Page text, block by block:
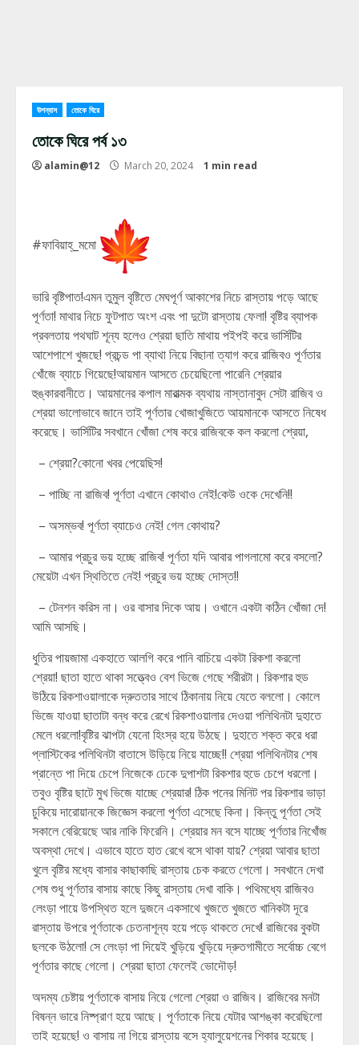
উপন্যাস তোকে ঘিরে
তোকে ঘিরে পর্ব ১৩
alamin@12 March 20, 2024 1 min read
#ফাবিয়াহ্_মমো
ভারি বৃষ্টিপাত!এমন তুমুল বৃষ্টিতে মেঘপূর্ণ আকাশের নিচে রাস্তায় পড়ে আছে
পূর্ণতা! মাথার নিচে ফুটপাত অংশ এবং পা দুটো রাস্তায় ফেলা! বৃষ্টির ব্যাপক
প্রবলতায় পথঘাট শূন্য হলেও শ্রেয়া ছাতি মাথায় পইপই করে ভার্সিটির
আশেপাশে খুজছে! প্রচন্ড পা ব্যাথা নিয়ে বিছানা ত্যাগ করে রাজিবও পূর্ণতার
খোঁজে ব্যাচে গিয়েছে!আয়মান আসতে চেয়েছিলো পারেনি শ্রেয়ার
হুঙ্কারবানীতে। আয়মানের কপাল মারাত্মক ব্যথায় নাস্তানাবুদ সেটা রাজিব ও
শ্রেয়া ভালোভাবে জানে তাই পূর্ণতার খোজাখুজিতে আয়মানকে আসতে নিষেধ
করেছে। ভার্সিটির সবখানে খোঁজা শেষ করে রাজিবকে কল করলো শ্রেয়া,
– শ্রেয়া?কোনো খবর পেয়েছিস!
– পাচ্ছি না রাজিব! পূর্ণতা এখানে কোথাও নেই!কেউ ওকে দেখেনি!!
– অসম্ভব! পূর্ণতা ব্যাচেও নেই! গেল কোথায়?
– আমার প্রচুর ভয় হচ্ছে রাজিব! পূর্ণতা যদি আবার পাগলামো করে বসলো?
মেয়েটা এখন স্থিতিতে নেই! প্রচুর ভয় হচ্ছে দোস্ত!!
– টেনশন করিস না। ওর বাসার দিকে আয়। ওখানে একটা কঠিন খোঁজা দে!
আমি আসছি।
ধুতির পায়জামা একহাতে আলগি করে পানি বাচিয়ে একটা রিকশা করলো
শ্রেয়া! ছাতা হাতে থাকা সত্ত্বেও বেশ ভিজে গেছে শরীরটা। রিকশার হুড
উঠিয়ে রিকশাওয়ালাকে দ্রুততার সাথে ঠিকানায় নিয়ে যেতে বললো। কোলে
ভিজে যাওয়া ছাতাটা বন্ধ করে রেখে রিকশাওয়ালার দেওয়া পলিথিনটা দুহাতে
মেলে ধরলো!বৃষ্টির ঝাপটা যেনো হিংস্র হয়ে উঠছে। দুহাতে শক্ত করে ধরা
প্লাস্টিকের পলিথিনটা বাতাসে উড়িয়ে নিয়ে যাচ্ছে!! শ্রেয়া পলিথিনটার শেষ
প্রান্তে পা দিয়ে চেপে নিজেকে ঢেকে দুপাশটা রিকশার হুডে চেপে ধরলো।
তবুও বৃষ্টির ছাটে মুখ ভিজে যাচ্ছে শ্রেয়ার! ঠিক পনের মিনিট পর রিকশার ভাড়া
চুকিয়ে দারোয়ানকে জিজ্ঞেস করলো পূর্ণতা এসেছে কিনা। কিন্তু পূর্ণতা সেই
সকালে বেরিয়েছে আর নাকি ফিরেনি। শ্রেয়ার মন বসে যাচ্ছে পূর্ণতার নিখোঁজ
অবস্থা দেখে। এভাবে হাতে হাত রেখে বসে থাকা যায়? শ্রেয়া আবার ছাতা
খুলে বৃষ্টির মধ্যে বাসার কাছাকাছি রাস্তায় চেক করতে গেলো। সবখানে দেখা
শেষ শুধু পূর্ণতার বাসায় কাছে কিছু রাস্তায় দেখা বাকি। পথিমধ্যে রাজিবও
লেংড়া পায়ে উপস্থিত হলে দুজনে একসাথে খুজতে খুজতে খানিকটা দূরে
রাস্তায় উপরে পূর্ণতাকে চেতনাশূন্য হয়ে পড়ে থাকতে দেখে! রাজিবের বুকটা
ছলকে উঠলো! সে লেংড়া পা দিয়েই খুড়িয়ে খুড়িয়ে দ্রুতগামীতে সর্বোচ্চ বেগে
পূর্ণতার কাছে গেলো। শ্রেয়া ছাতা ফেলেই ভোদৌড়!
অদম্য চেষ্টায় পূর্ণতাকে বাসায় নিয়ে গেলো শ্রেয়া ও রাজিব। রাজিবের মনটা
বিষন্ন ভারে নিষ্প্রাণ হয়ে আছে। পূর্ণতাকে নিয়ে যেটার আশঙ্কা করেছিলো
তাই হয়েছে! ও বাসায় না গিয়ে রাস্তায় বসে হ্যালুয়েশনের শিকার হয়েছে।